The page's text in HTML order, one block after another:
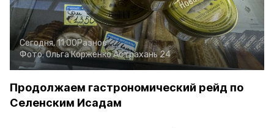
Сегодня, 11:00Разное
Фото:Ольга КорженкоАстрахань 24
Продолжаем гастрономический рейд по
Селенским Исадам